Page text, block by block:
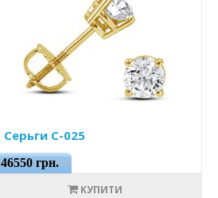
Серьги С-025
46550 грн.
КУПИТИ